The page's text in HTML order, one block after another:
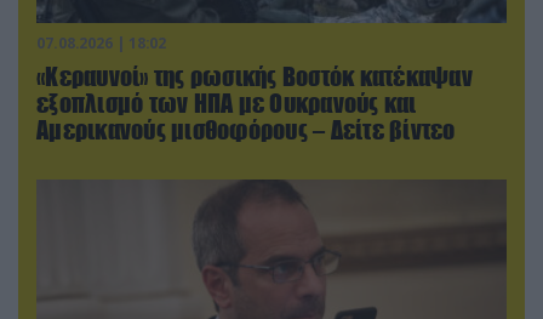
07.08.2026 | 18:02
«Κεραυνοί» της ρωσικής Βοστόκ κατέκαψαν
εξοπλισμό των ΗΠΑ με Ουκρανούς και
Αμερικανούς μισθοφόρους – Δείτε βίντεο